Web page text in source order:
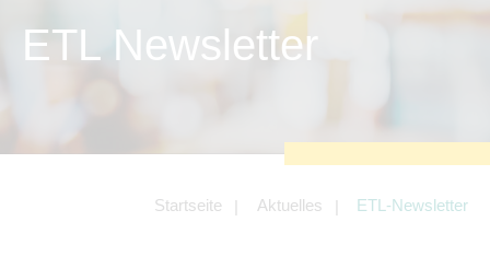
ETL Newsletter
Startseite Aktuelles ETL-Newsletter
Tracking- und Targeting-Cookies
Angebotes einschließlich der
Angeboten von z.B. Facebook und
LinkedIn.